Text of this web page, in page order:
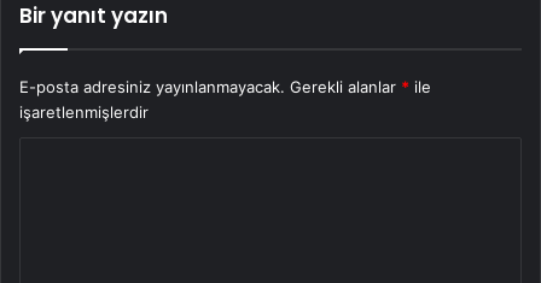
Bir yanıt yazın
E-posta adresiniz yayınlanmayacak. Gerekli alanlar * ile
işaretlenmişlerdir